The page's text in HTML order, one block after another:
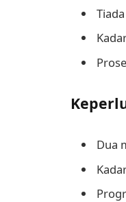
Dua